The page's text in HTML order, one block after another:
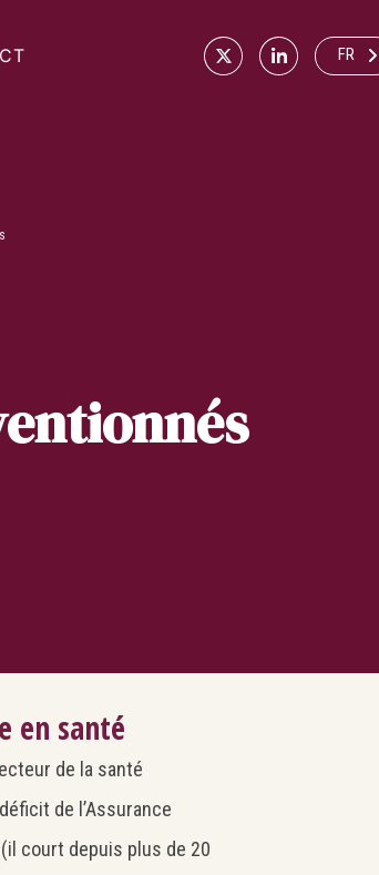
X Linkedin
FR
en santé
de la santé
de l’Assurance
court depuis plus de 20